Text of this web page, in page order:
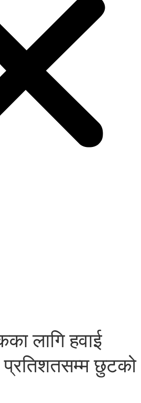
लागि हवाई
छुटको